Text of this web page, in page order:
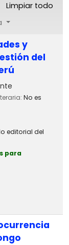
Limpiar todo
y
del
No es
editorial del
para